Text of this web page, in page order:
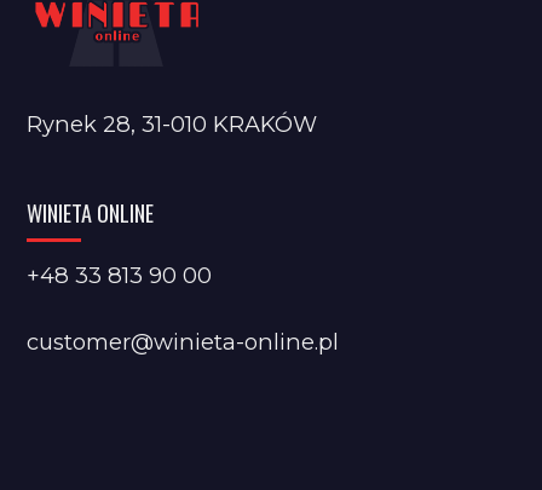
Rynek 28, 31-010 KRAKÓW
WINIETA ONLINE
+48 33 813 90 00
customer@winieta-online.pl